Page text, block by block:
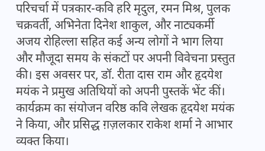
परिचर्चा में पत्रकार-कवि हरि मृदुल, रमन मिश्र, पुलक
चक्रवर्ती, अभिनेता दिनेश शाकुल, और नाट्यकर्मी
अजय रोहिल्ला सहित कई अन्य लोगों ने भाग लिया
और मौजूदा समय के संकटों पर अपनी विवेचना प्रस्तुत
की। इस अवसर पर, डॉ. रीता दास राम और हृदयेश
मयंक ने प्रमुख अतिथियों को अपनी पुस्तकें भेंट कीं।
कार्यक्रम का संयोजन वरिष्ठ कवि लेखक हृदयेश मयंक
ने किया, और प्रसिद्ध ग़ज़लकार राकेश शर्मा ने आभार
व्यक्त किया।